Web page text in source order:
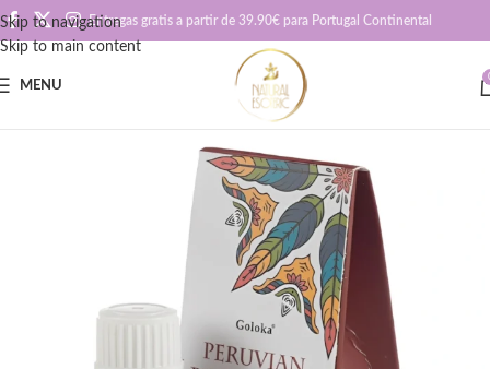
Skip to navigation
Skip to main content
Entregas gratis a partir de 39.90€ para Portugal Continental
MENU